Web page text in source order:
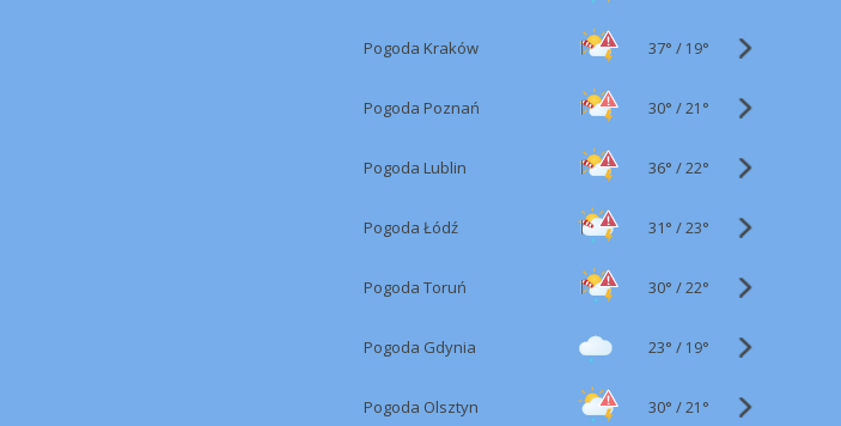
Pogoda Kraków 37° / 19°
Pogoda Poznań 30° /21°
Pogoda Lublin 36° /22°
Pogoda Łódź 31° /23°
Pogoda Toruń 30° /22°
Pogoda Gdynia 23° / 19°
Pogoda Olsztyn 30° /21°